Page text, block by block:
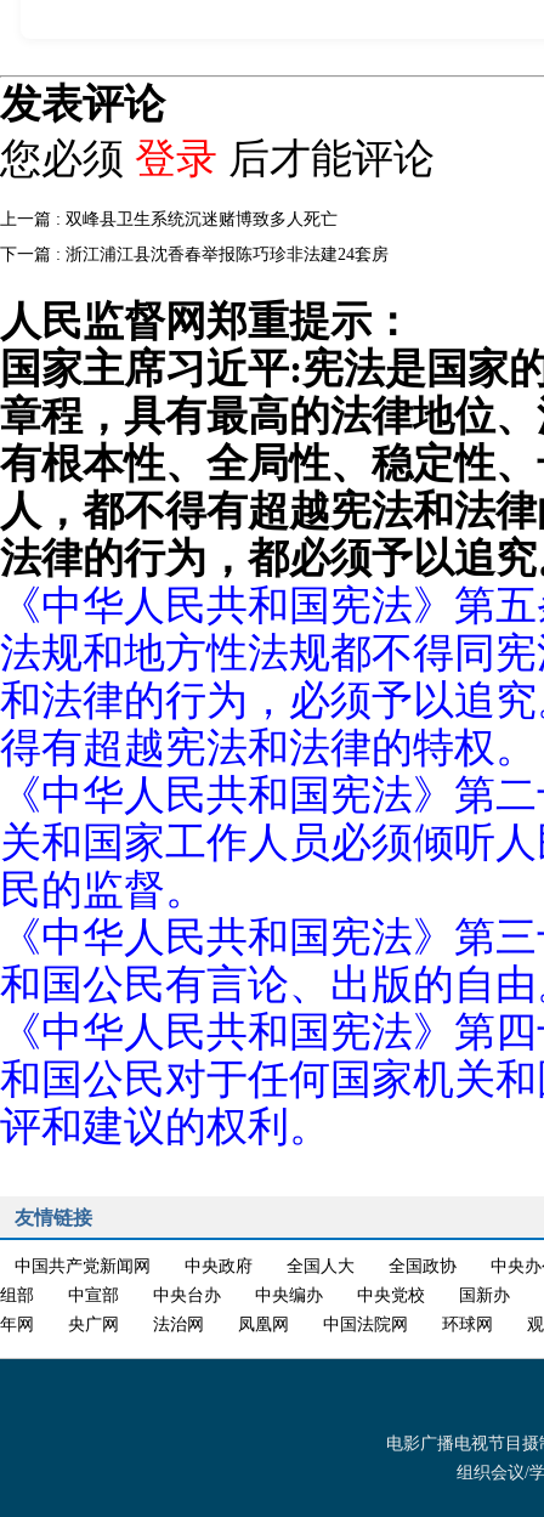
发表评论
您必须 登录 后才能评论
上一篇 : 双峰县卫生系统沉迷赌博致多人死亡
下一篇 : 浙江浦江县沈香春举报陈巧珍非法建24套房
人民监督网郑重提示：
国家主席习近平:宪法是国家
章程，具有最高的法律地位
有根本性、全局性、稳定性
人，都不得有超越宪法和法
法律的行为，都必须予以追
《中华人民共和国宪法》第
法规和地方性法规都不得同
和法律的行为，必须予以追
得有超越宪法和法律的特权。
《中华人民共和国宪法》第
关和国家工作人员必须倾听
民的监督。
《中华人民共和国宪法》第
和国公民有言论、出版的自
《中华人民共和国宪法》第
和国公民对于任何国家机关
评和建议的权利。
友情链接
中国共产党新闻网 中央政府 全国人大 全国政协
中央
组部
中宣部 中央台办 中央编办 中央党校
国新办
年网
央广网 法治网 凤凰网 中国法院网 环球网
电影广播电视节目摄
组织会议/